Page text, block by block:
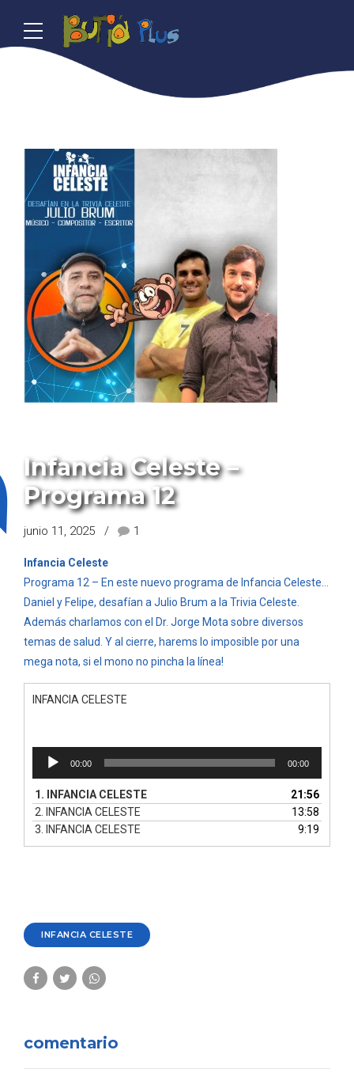
Infancia Celeste –
Programa 12
junio 11, 2025 1
Infancia Celeste
Programa 12 – En este nuevo programa de Infancia Celeste…
Daniel y Felipe, desafían a Julio Brum a la Trivia Celeste.
Además charlamos con el Dr. Jorge Mota sobre diversos
temas de salud. Y al cierre, harems lo imposible por una
mega nota, si el mono no pincha la línea!
INFANCIA CELESTE
Reproductor
audio
00:00 00:00
1. INFANCIA CELESTE
21:56
2.
INFANCIA CELESTE
13:58
3.
INFANCIA CELESTE 9:19
INFANCIA CELESTE
comentario